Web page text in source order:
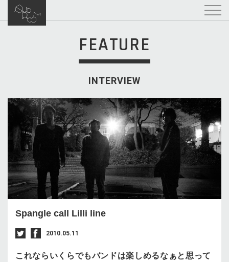
FEATURE
INTERVIEW
Spangle call Lilli line
2010.05.11
これならいくらでもバンドは楽しめるなぁと思って